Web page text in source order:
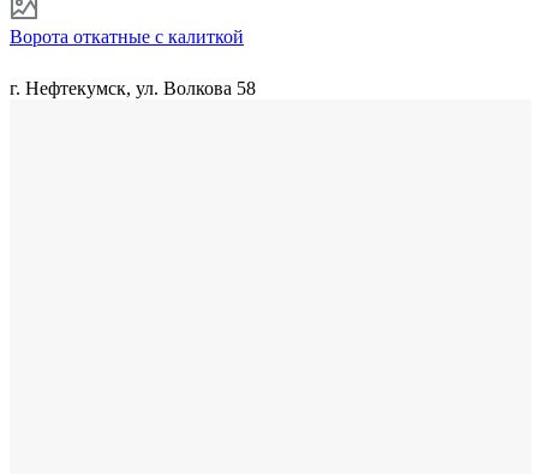
Ворота откатные с калиткой
г. Нефтекумск, ул. Волкова 58